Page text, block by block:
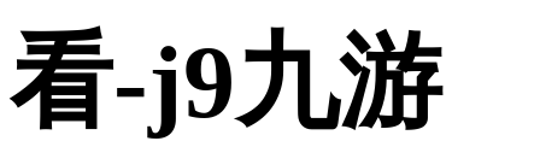
看-j9九游